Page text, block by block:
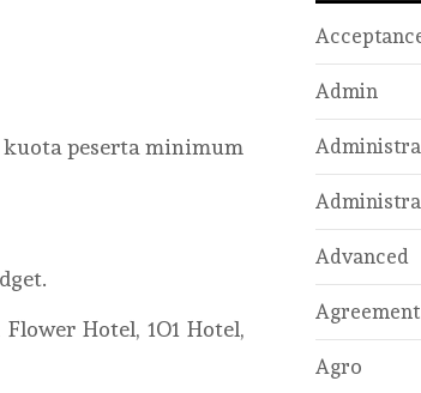
kuota peserta minimum
Hotel, 1O1 Hotel,
Admin
Advanced
Agreement
Agro